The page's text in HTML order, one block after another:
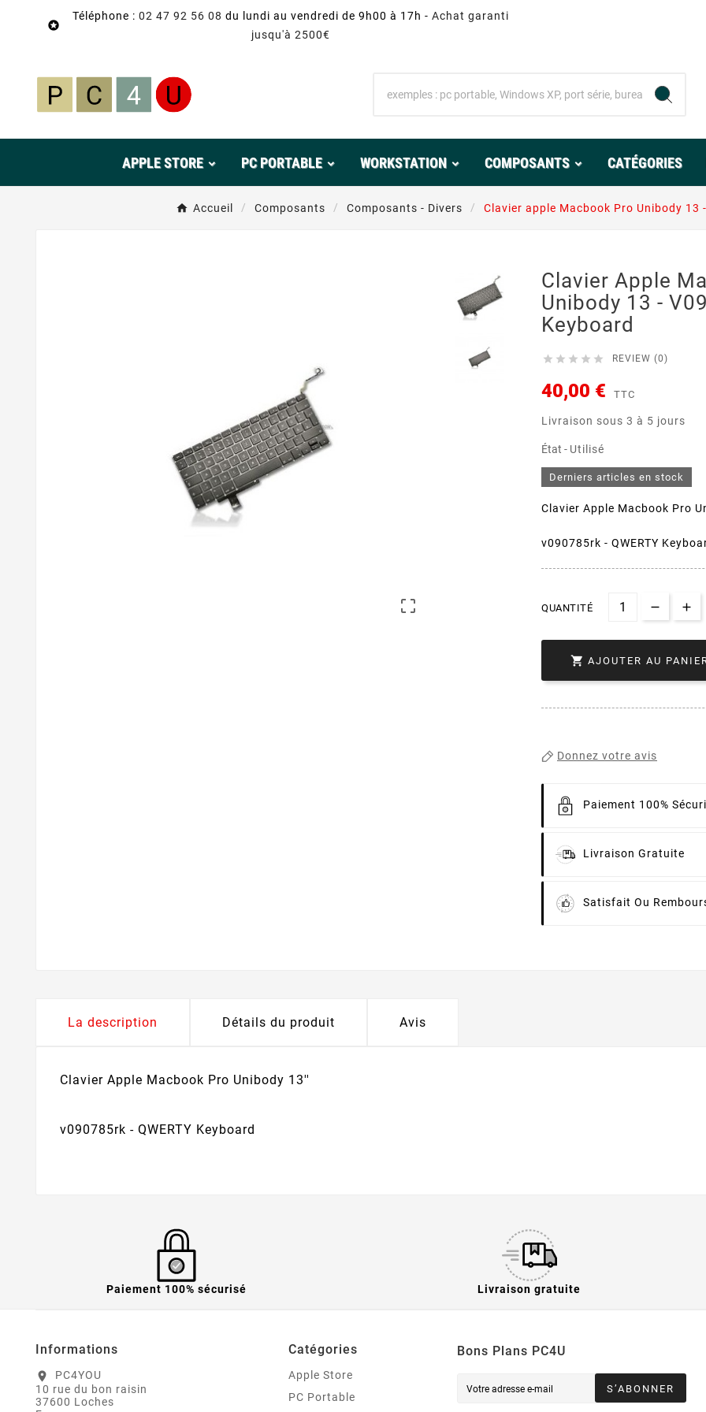

Téléphone : 02 47 92 56 08 du lundi au vendredi de 9h00 à 17h - Achat garanti
jusqu'à 2500€
APPLE STORE PC PORTABLE WORKSTATION COMPOSANTS CATÉGORIES
Accueil Composants Composants - Divers Clavier apple Macbook Pro Unibody 13

Clavier Apple
Unibody 13 -
Keyboard
     REVIEW (0)
40,00 € TTC
Livraison sous 3 à 5 jours
État - Utilisé
Derniers articles en stock
Clavier Apple Macbook Pro
v090785rk - QWERTY
QUANTITÉ
 AJOUTER AU
Donnez votre avis
Paiement 100%
Livraison Gratuite
Satisfait Ou
La description Détails du produit Avis
Clavier Apple Macbook Pro Unibody 13''
v090785rk - QWERTY Keyboard
Paiement 100% sécurisé Livraison gratuite
Informations
location_on
PC4YOU
10 rue du bon raisin
37600 Loches
Catégories
Apple Store
PC Portable
Bons Plans PC4U
S’ABONNER